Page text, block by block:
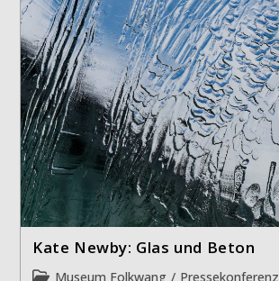
Kate Newby: Glas und Beton
Beitrags-
Museum Folkwang / Pressekonferenz